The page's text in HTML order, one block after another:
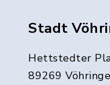
Stadt
Hettstedter
89269